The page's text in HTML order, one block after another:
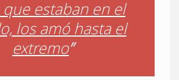
estaban en el
los amó hasta el
extremo”